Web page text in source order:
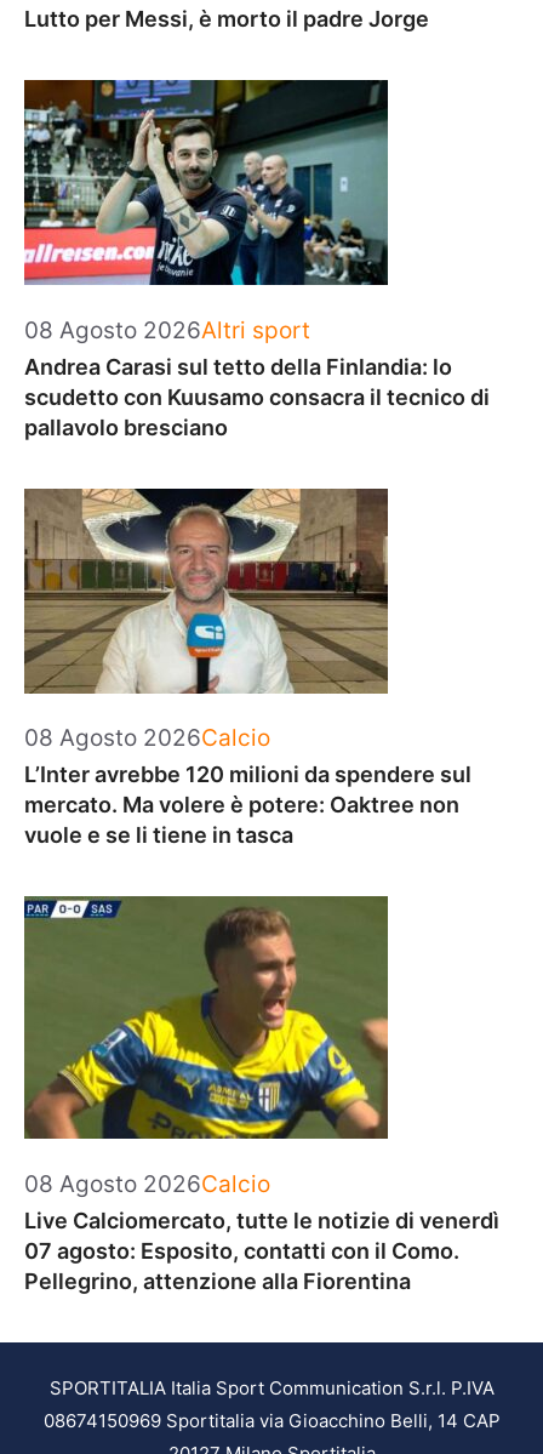
Lutto per Messi, è morto il padre Jorge
08 Agosto 2026Categorie
Altri sport
Andrea Carasi sul tetto della Finlandia: lo
scudetto con Kuusamo consacra il tecnico di
pallavolo bresciano
08 Agosto 2026Categorie
Calcio
L’Inter avrebbe 120 milioni da spendere sul
mercato. Ma volere è potere: Oaktree non
vuole e se li tiene in tasca
08 Agosto 2026Categorie
Calcio
Live Calciomercato, tutte le notizie di venerdì
07 agosto: Esposito, contatti con il Como.
Pellegrino, attenzione alla Fiorentina
SPORTITALIA Italia Sport Communication S.r.l. P.IVA
08674150969 Sportitalia via Gioacchino Belli, 14 CAP